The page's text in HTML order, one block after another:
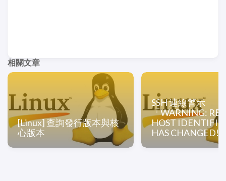
相關文章
[Linux] 查詢發行版本與核
心版本
SSH 連線警示
「WARNING:
HOST
HAS CHANGED!